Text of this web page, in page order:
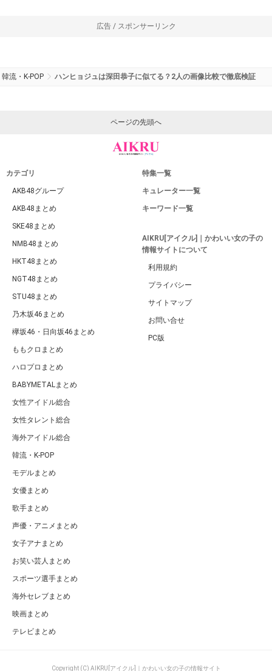
広告 / スポンサーリンク
韓流・K-POP ハンヒョジュは深田恭子に似てる？2人の画像比較で徹底検証
ページの先頭へ
カテゴリ
AKB48グループ
AKB48まとめ
SKE48まとめ
NMB48まとめ
HKT48まとめ
NGT48まとめ
STU48まとめ
乃木坂46まとめ
欅坂46・日向坂46まとめ
ももクロまとめ
ハロプロまとめ
BABYMETALまとめ
女性アイドル総合
女性タレント総合
海外アイドル総合
韓流・K-POP
モデルまとめ
女優まとめ
歌手まとめ
声優・アニメまとめ
女子アナまとめ
お笑い芸人まとめ
スポーツ選手まとめ
海外セレブまとめ
映画まとめ
テレビまとめ
特集一覧
キュレーター一覧
キーワード一覧
AIKRU[アイクル]｜かわいい女の子の
情報サイトについて
利用規約
プライバシー
サイトマップ
お問い合せ
PC版
Copyright (C) AIKRU[アイクル]｜かわいい女の子の情報サイト